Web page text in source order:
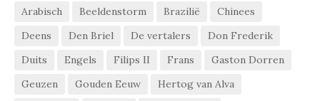
Arabisch
Beeldenstorm Brazilië
Chinees
Deens
Den Briel De vertalers
Don Frederik
Duits
Engels Filips II Frans
Gaston Dorren
Geuzen
Gouden Eeuw
Hertog van Alva